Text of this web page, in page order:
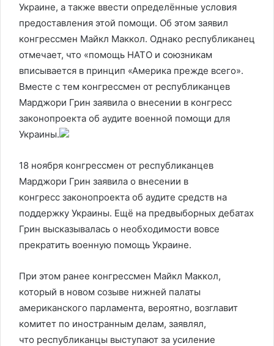
Украине, а также ввести определённые условия
предоставления этой помощи. Об этом заявил
конгрессмен Майкл Маккол. Однако республиканец
отмечает, что «помощь НАТО и союзникам
вписывается в принцип «Америка прежде всего».
Вместе с тем конгрессмен от республиканцев
Марджори Грин заявила о внесении в конгресс
законопроекта об аудите военной помощи для
Украины.
18 ноября конгрессмен от республиканцев
Марджори Грин заявила о внесении в
конгресс законопроекта об аудите средств на
поддержку Украины. Ещё на предвыборных дебатах
Грин высказывалась о необходимости вовсе
прекратить военную помощь Украине.
При этом ранее конгрессмен Майкл Маккол,
который в новом созыве нижней палаты
американского парламента, вероятно, возглавит
комитет по иностранным делам, заявлял,
что республиканцы выступают за усиление